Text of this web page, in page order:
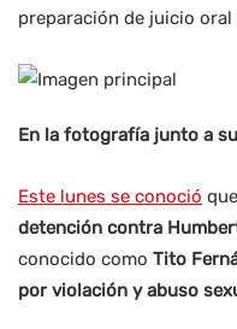
preparación de juicio
En la fotografía junto a
Este lunes se conoció
detención contra
conocido como Tito
por violación y abuso